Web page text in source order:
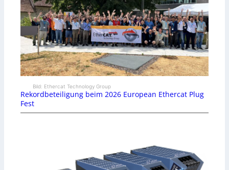
Bild: Ethercat Technology Group
Rekordbeteiligung beim 2026 European Ethercat Plug
Fest